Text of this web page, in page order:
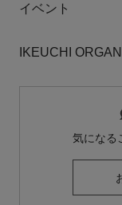
イベント
IKEUCHI
気になる